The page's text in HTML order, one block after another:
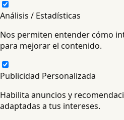
Análisis / Estadísticas
Nos permiten entender cómo
para mejorar el contenido.
Publicidad Personalizada
Habilita anuncios y
adaptadas a tus intereses.